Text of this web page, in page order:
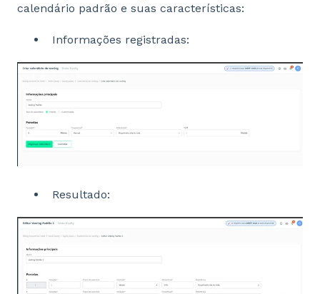
calendário padrão e suas características:
Informações registradas:
Resultado: